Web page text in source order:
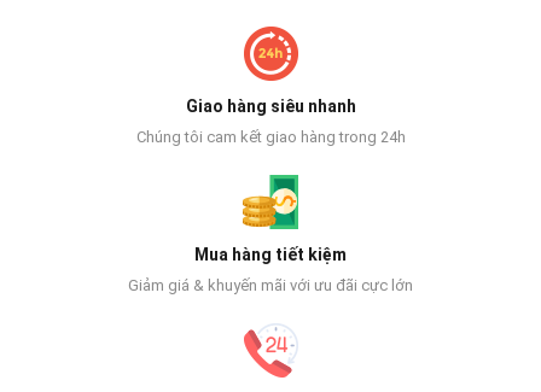
Giao hàng siêu nhanh
Chúng tôi cam kết giao hàng trong 24h
Mua hàng tiết kiệm
Giảm giá & khuyến mãi với ưu đãi cực lớn